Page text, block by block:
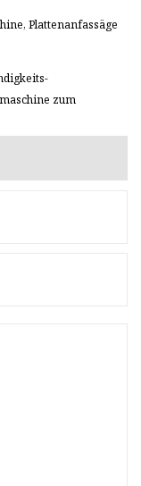
Plattenanfassäge
zum